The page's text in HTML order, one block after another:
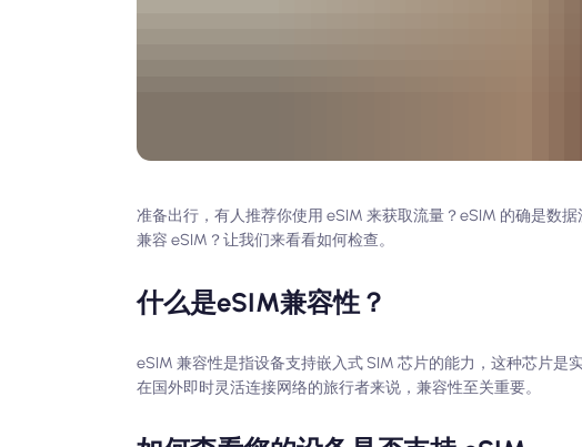
准备出行，有人推荐你使用 eSIM 来获取流量？eSIM 的确是数
兼容 eSIM？让我们来看看如何检查。
什么是eSIM兼容性？
eSIM 兼容性是指设备支持嵌入式 SIM 芯片的能力，这种芯片
在国外即时灵活连接网络的旅行者来说，兼容性至关重要。